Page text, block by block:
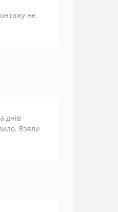
не
днів
Взяли